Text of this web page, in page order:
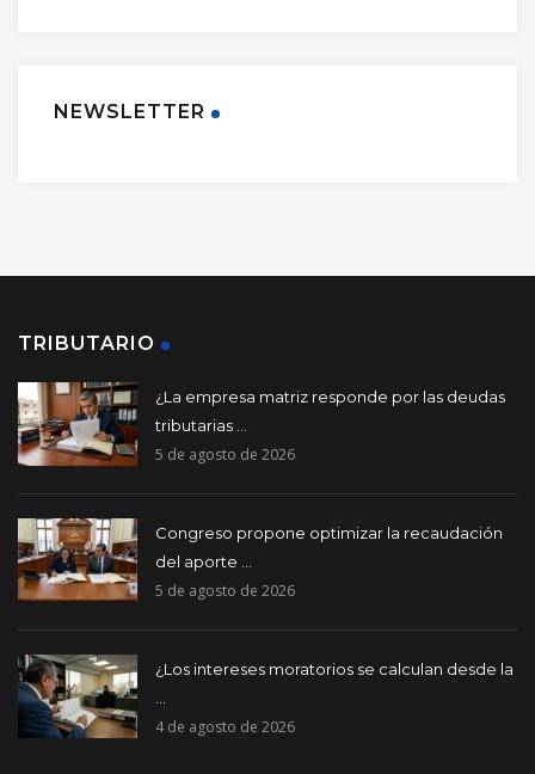
NEWSLETTER
TRIBUTARIO
¿La empresa matriz responde por las deudas
tributarias ...
5 de agosto de 2026
Congreso propone optimizar la recaudación
del aporte ...
5 de agosto de 2026
¿Los intereses moratorios se calculan desde la
4 de agosto de 2026